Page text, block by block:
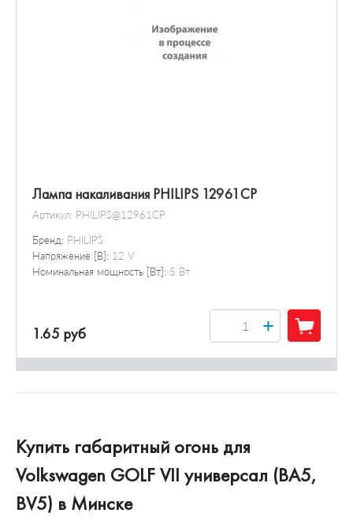
Лампа накаливания PHILIPS 12961CP
Артикул: PHILIPS@12961CP
Бренд: PHILIPS
Напряжение [В]: 12 V
Номинальная мощность [Вт]: 5 Вт
1.65 руб +
Купить габаритный огонь для
Volkswagen GOLF VII универсал (BA5,
BV5) в Минске